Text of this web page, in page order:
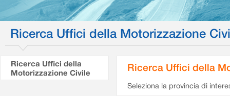
Ricerca Uffici della Motorizzazione
Ricerca Uffici della
Motorizzazione Civile
Ricerca Uffici della
Seleziona la provincia di